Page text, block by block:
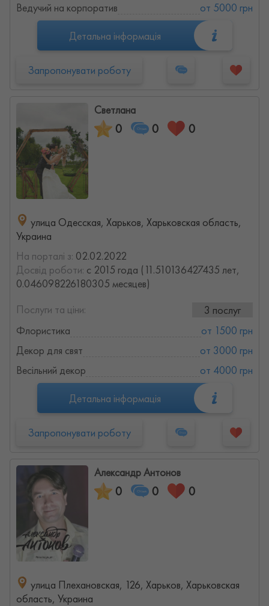
Ведучий на корпоратив
от 5000 грн
Детальна інформація
Запропонувати роботу
Светлана
0 0 0
улица Одесская, Харьков, Харьковская область,
Украина
На порталі з: 02.02.2022
Досвід роботи: с 2015 года (11.510136427435 лет,
0.046098226180305 месяцев)
Послуги та ціни:
3 послуг
Флористика
от 1500 грн
Декор для свят
от 3000 грн
Весільний декор
от 4000 грн
Детальна інформація
Запропонувати роботу
Александр Антонов
0 0 0
улица Плехановская, 126, Харьков, Харьковская
область, Украина